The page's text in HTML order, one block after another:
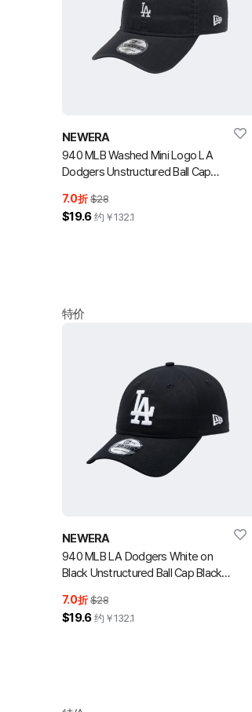
NEWERA
940 MLB Washed Mini Logo LA
Dodgers Unstructured Ball Cap
7.0折 $28
$19.6 约￥132.1
特价
NEWERA
940 MLB LA Dodgers White on
Black Unstructured Ball Cap Black
7.0折 $28
$19.6 约￥132.1